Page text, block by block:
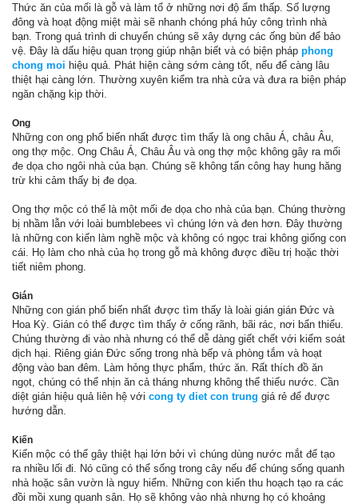
Thức ăn của mối là gỗ và làm tổ ở những nơi độ ẩm thấp. Số lượng
đông và hoạt động miệt mài sẽ nhanh chóng phá hủy công trình nhà
bạn. Trong quá trình di chuyển chúng sẽ xây dựng các ống bùn để bảo
vệ. Đây là dấu hiệu quan trọng giúp nhận biết và có biện pháp phong
chong moi hiệu quả. Phát hiện càng sớm càng tốt, nếu để càng lâu
thiệt hại càng lớn. Thường xuyên kiểm tra nhà cửa và đưa ra biện pháp
ngăn chặng kịp thời.
Ong
Những con ong phổ biến nhất được tìm thấy là ong châu Á, châu Âu,
ong thợ mộc. Ong Châu Á, Châu Âu và ong thợ mộc không gây ra mối
đe dọa cho ngôi nhà của bạn. Chúng sẽ không tấn công hay hung hăng
trừ khi cảm thấy bị đe dọa.
Ong thợ mộc có thể là một mối đe dọa cho nhà của bạn. Chúng thường
bị nhầm lẫn với loài bumblebees vì chúng lớn và đen hơn. Đây thường
là những con kiến làm nghề mộc và không có ngọc trai không giống con
cái. Họ làm cho nhà của họ trong gỗ mà không được điều trị hoặc thời
tiết niêm phong.
Gián
Những con gián phổ biến nhất được tìm thấy là loài gián gián Đức và
Hoa Kỳ. Gián có thể được tìm thấy ở cống rãnh, bãi rác, nơi bẩn thiểu.
Chúng thường đi vào nhà nhưng có thể dễ dàng giết chết với kiểm soát
dịch hại. Riêng gián Đức sống trong nhà bếp và phòng tắm và hoạt
động vào ban đêm. Làm hỏng thực phẩm, thức ăn. Rất thích đồ ăn
ngọt, chúng có thể nhịn ăn cả tháng nhưng không thể thiếu nước. Cần
diệt gián hiệu quả liên hệ với cong ty diet con trung giá rẻ để được
hướng dẫn.
Kiến
Kiến mộc có thể gây thiệt hại lớn bởi vì chúng dùng nước mắt để tạo
ra nhiều lối đi. Nó cũng có thể sống trong cây nếu để chúng sống quanh
nhà hoặc sân vườn là nguy hiểm. Những con kiến thu hoạch tạo ra các
đồi mồi xung quanh sân. Họ sẽ không vào nhà nhưng họ có khoảng